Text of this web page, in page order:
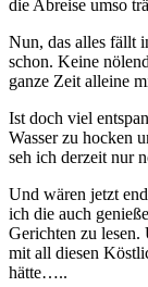
die Abreise umso
Nun, das alles fällt
schon. Keine
ganze Zeit alleine
Ist doch viel
Wasser zu hocken
seh ich derzeit nur
Und wären jetzt
ich die auch
Gerichten zu lesen.
mit all diesen
hätte…..